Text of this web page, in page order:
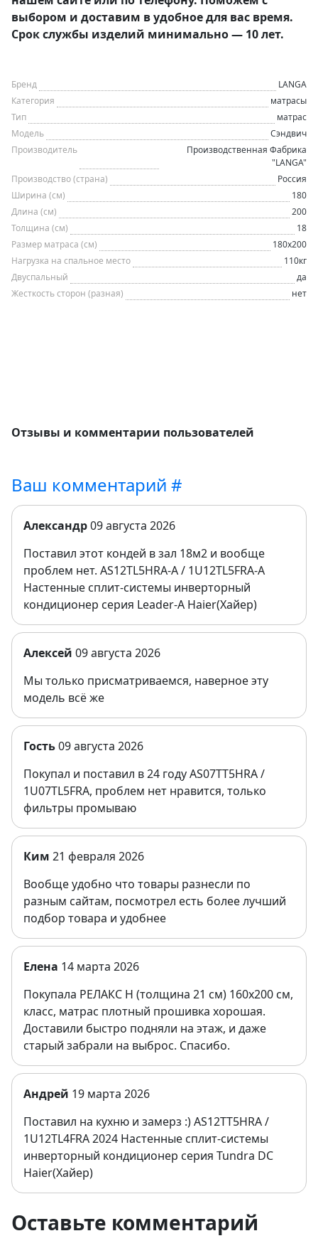
выбором и доставим в удобное для вас время.
Срок службы изделий минимально — 10 лет.
Бренд
LANGA
Категория
матрасы
Тип
матрас
Модель
Сэндвич
Производитель
Производственная Фабрика
"LANGA"
Производство (страна)
Россия
Ширина (см)
180
Длина (см)
200
Толщина (см)
18
Размер матраса (см)
180х200
Нагрузка на спальное место
110кг
Двуспальный
да
Жесткость сторон (разная)
нет
Отзывы и комментарии пользователей
Ваш комментарий #
Александр09 августа 2026
Поставил этот кондей в зал 18м2 и вообще
проблем нет. AS12TL5HRA-A / 1U12TL5FRA-A
Настенные сплит-системы инверторный
кондиционер серия Leader-A Haier(Хайер)
Алексей 09 августа 2026
Мы только присматриваемся, наверное эту
модель всё же
Гость09 августа 2026
Покупал и поставил в 24 году AS07TT5HRA /
1U07TL5FRA, проблем нет нравится, только
фильтры промываю
Ким 21 февраля 2026
Вообще удобно что товары разнесли по
разным сайтам, посмотрел есть более лучший
подбор товара и удобнее
Елена 14 марта 2026
Покупала РЕЛАКС Н (толщина 21 см) 160х200 см,
класс, матрас плотный прошивка хорошая.
Доставили быстро подняли на этаж, и даже
старый забрали на выброс. Спасибо.
Андрей 19 марта 2026
Поставил на кухню и замерз :) AS12TT5HRA /
1U12TL4FRA 2024 Настенные сплит-системы
инверторный кондиционер серия Tundra DC
Haier(Хайер)
Оставьте комментарий